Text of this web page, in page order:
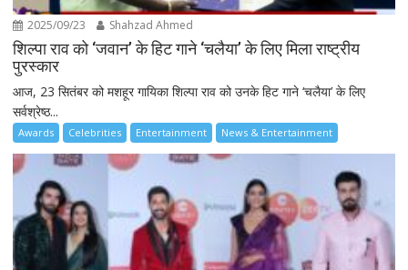
2025/09/23 Shahzad Ahmed
शिल्पा राव को ‘जवान’ के हिट गाने ‘चलैया’ के लिए मिला राष्ट्रीय
पुरस्कार
आज, 23 सितंबर को मशहूर गायिका शिल्पा राव को उनके हिट गाने ‘चलैया’ के लिए
सर्वश्रेष्ठ...
Awards Celebrities Entertainment News & Entertainment